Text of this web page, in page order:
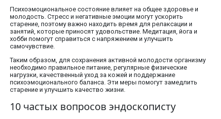
Психоэмоциональное состояние влияет на общее здоровье и
молодость. Стресс и негативные эмоции могут ускорить
старение, поэтому важно находить время для релаксации и
занятий, которые приносят удовольствие. Медитация, йога и
хобби помогут справиться с напряжением и улучшить
самочувствие.
Таким образом, для сохранения активной молодости организму
необходимо правильное питание, регулярные физические
нагрузки, качественный уход за кожей и поддержание
психоэмоционального баланса. Эти меры помогут замедлить
старение и улучшить качество жизни.
10 частых вопросов эндоскописту